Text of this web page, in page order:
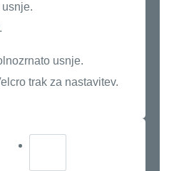
usnje.
trak za nastavitev.